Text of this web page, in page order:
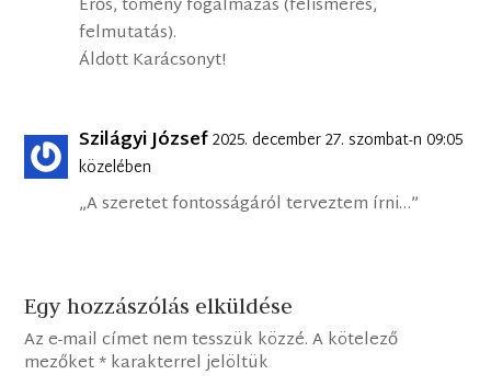
Erős, tömény fogalmazás (felismerés,
felmutatás).
Áldott Karácsonyt!
Szilágyi József2025. december 27. szombat-n 09:05
közelében
„A szeretet fontosságáról terveztem írni…”
Egy hozzászólás elküldése
Az e-mail címet nem tesszük közzé. A kötelező
mezőket*karakterrel jelöltük